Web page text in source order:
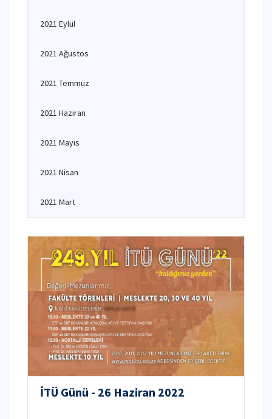
2021 Eylül
2021 Ağustos
2021 Temmuz
2021 Haziran
2021 Mayıs
2021 Nisan
2021 Mart
İTÜ Günü - 26 Haziran 2022